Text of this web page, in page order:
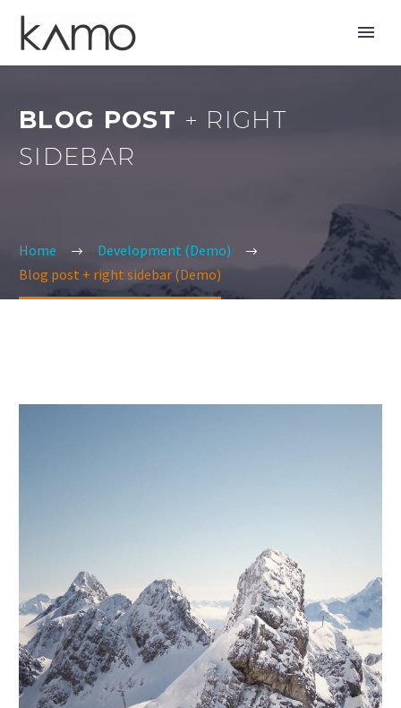
BLOG POST + RIGHT
SIDEBAR
Home
Development (Demo)
Blog post + right sidebar (Demo)